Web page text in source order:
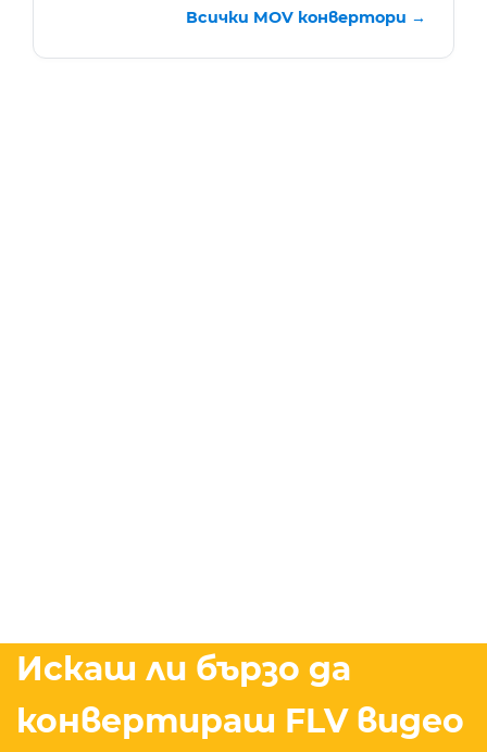
Всички MOV конвертори →
Искаш ли бързо да
конвертираш FLV видео